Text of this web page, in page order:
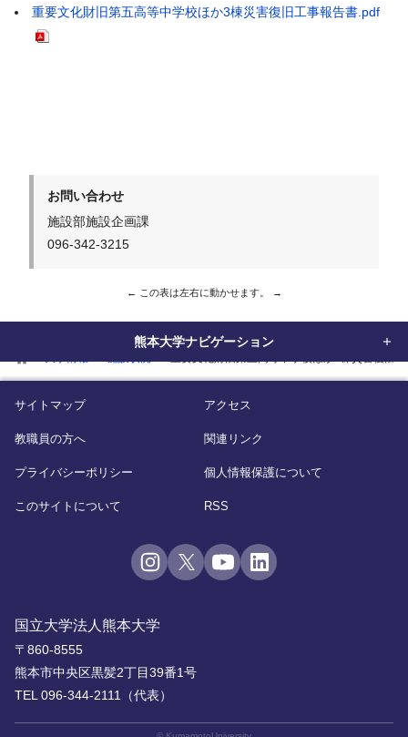
home
重要文化財旧第五高等中学校ほか3棟災害復旧工事報告書.pdf
お問い合わせ
施設部施設企画課
096-342-3215
熊本大学ナビゲーション
国立大学法人熊本大学
〒860-8555
熊本市中央区黒髪2丁目39番1号
TEL 096-344-2111（代表）
サイトマップ アクセス
教職員の方へ 関連リンク
プライバシーポリシー 個人情報保護について
このサイトについて RSS